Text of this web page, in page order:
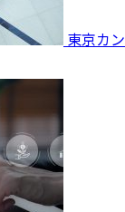
東京カン